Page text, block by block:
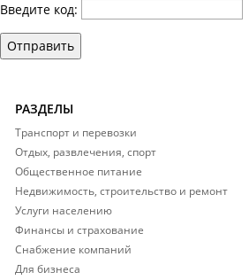
Введите код:
Отправить
РАЗДЕЛЫ
Транспорт и перевозки
Отдых, развлечения, спорт
Общественное питание
Недвижимость, строительство и ремонт
Услуги населению
Финансы и страхование
Снабжение компаний
Для бизнеса